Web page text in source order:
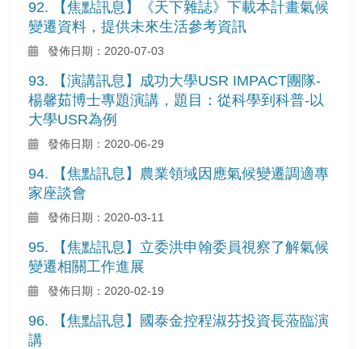
92. 【焦點訊息】《天下雜誌》下載本計畫氣候
變遷資料，提供未來生活參考資訊
發佈日期：2020-07-03
93. 【演講訊息】成功大學USR IMPACT團隊-
楊馨茹博士專題演講，題目：從科學到科普-以
大學USR為例
發佈日期：2020-06-29
94. 【焦點訊息】農業領域因應氣候變遷調適專
家座談會
發佈日期：2020-03-11
95. 【焦點訊息】立委洪申翰委員視察了解氣候
變遷相關工作進展
發佈日期：2020-02-19
96. 【焦點訊息】國泰金控程淑芬投資長蒞臨演
講